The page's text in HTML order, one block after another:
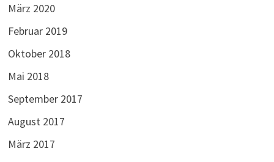
März 2020
Februar 2019
Oktober 2018
Mai 2018
September 2017
August 2017
März 2017